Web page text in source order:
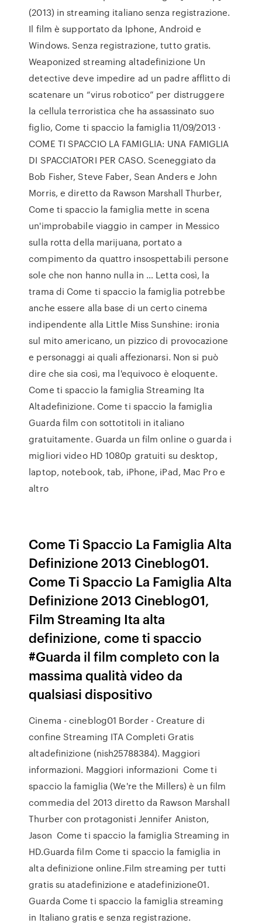
(2013) in streaming italiano senza registrazione.
Il film è supportato da Iphone, Android e
Windows. Senza registrazione, tutto gratis.
Weaponized streaming altadefinizione Un
detective deve impedire ad un padre afflitto di
scatenare un “virus robotico” per distruggere
la cellula terroristica che ha assassinato suo
figlio, Come ti spaccio la famiglia 11/09/2013 ·
COME TI SPACCIO LA FAMIGLIA: UNA FAMIGLIA
DI SPACCIATORI PER CASO. Sceneggiato da
Bob Fisher, Steve Faber, Sean Anders e John
Morris, e diretto da Rawson Marshall Thurber,
Come ti spaccio la famiglia mette in scena
un'improbabile viaggio in camper in Messico
sulla rotta della marijuana, portato a
compimento da quattro insospettabili persone
sole che non hanno nulla in … Letta così, la
trama di Come ti spaccio la famiglia potrebbe
anche essere alla base di un certo cinema
indipendente alla Little Miss Sunshine: ironia
sul mito americano, un pizzico di provocazione
e personaggi ai quali affezionarsi. Non si può
dire che sia così, ma l'equivoco è eloquente.
Come ti spaccio la famiglia Streaming Ita
Altadefinizione. Come ti spaccio la famiglia
Guarda film con sottotitoli in italiano
gratuitamente. Guarda un film online o guarda i
migliori video HD 1080p gratuiti su desktop,
laptop, notebook, tab, iPhone, iPad, Mac Pro e
altro
Come Ti Spaccio La Famiglia Alta
Definizione 2013 Cineblog01.
Come Ti Spaccio La Famiglia Alta
Definizione 2013 Cineblog01,
Film Streaming Ita alta
definizione, come ti spaccio
#Guarda il film completo con la
massima qualità video da
qualsiasi dispositivo
Cinema - cineblog01 Border - Creature di
confine Streaming ITA Completi Gratis
altadefinizione (nish25788384). Maggiori
informazioni. Maggiori informazioni Come ti
spaccio la famiglia (We're the Millers) è un film
commedia del 2013 diretto da Rawson Marshall
Thurber con protagonisti Jennifer Aniston,
Jason Come ti spaccio la famiglia Streaming in
HD.Guarda film Come ti spaccio la famiglia in
alta definizione online.Film streaming per tutti
gratis su atadefinizione e atadefinizione01.
Guarda Come ti spaccio la famiglia streaming
in Italiano gratis e senza registrazione.